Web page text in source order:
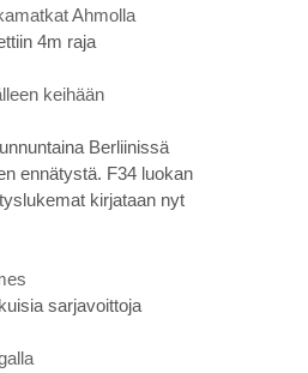
Ahmolla
4m raja
keihään
Berliinissä
ennätystä. F34 luokan
kirjataan nyt
sarjavoittoja